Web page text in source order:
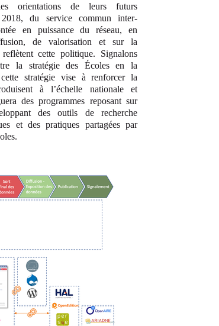
orientations de leurs futurs
du service commun inter-
en puissance du réseau, en
de valorisation et sur la
cette politique. Signalons
la stratégie des Écoles en la
stratégie vise à renforcer la
à l’échelle nationale et
des programmes reposant sur
des outils de recherche
et des pratiques partagées par